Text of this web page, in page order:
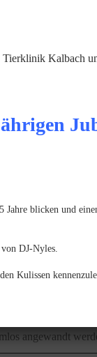
(<5%),
Weißer
Irish Wolfshound
können bei
mit MDR1-
angewandt
Kalbach
blicken und
DJ-Nyles.
Kulissen